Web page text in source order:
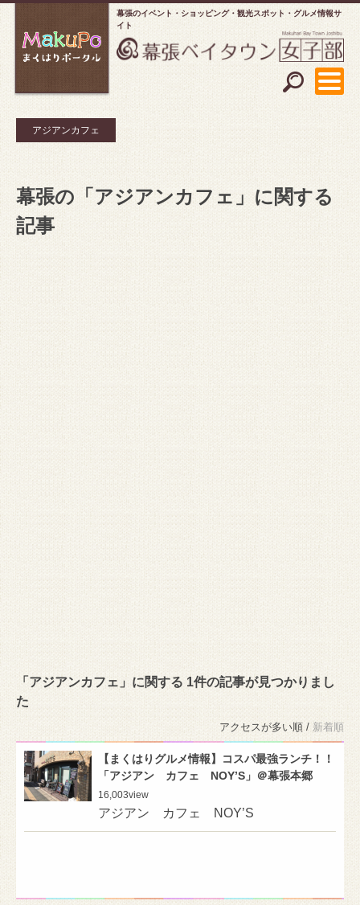
幕張のイベント・ショッピング
観光スポット・グルメ情報サ
イト
アジアンカフェ
幕張の「アジアンカフェ」に関する
記事
「アジアンカフェ」に関する 1件の記事が見つかりまし
た
アクセスが多い順 / 新着順
【まくはりグルメ情報】コスパ最強ランチ！！
「アジアン カフェ NOY’S」＠幕張本郷
16,003view
アジアン カフェ NOY’S